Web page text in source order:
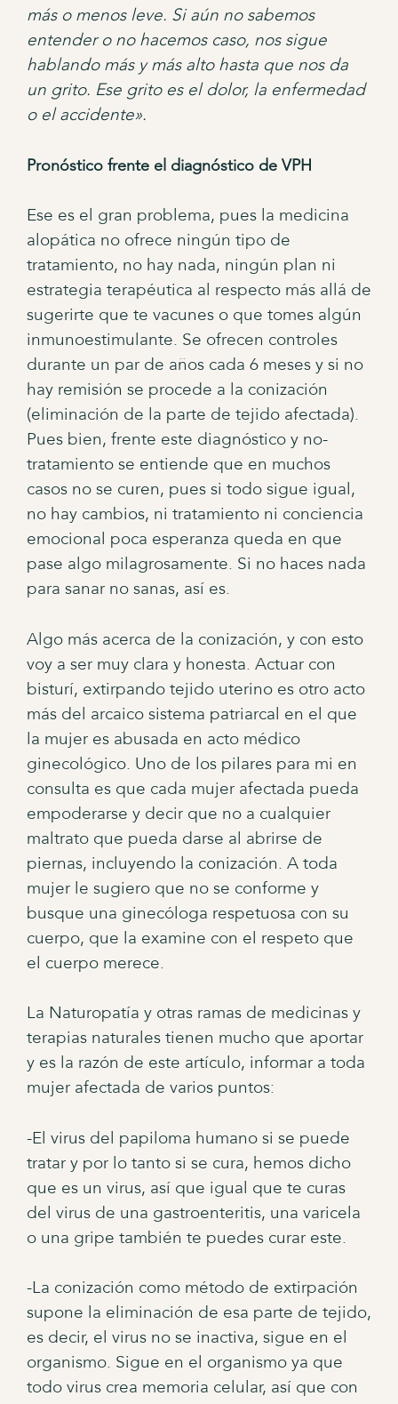
más o menos leve. Si aún no sabemos
entender o no hacemos caso, nos sigue
hablando más y más alto hasta que nos da
un grito. Ese grito es el dolor, la enfermedad
o el accidente».
Pronóstico frente el diagnóstico de VPH
Ese es el gran problema, pues la medicina
alopática no ofrece ningún tipo de
tratamiento, no hay nada, ningún plan ni
estrategia terapéutica al respecto más allá de
sugerirte que te vacunes o que tomes algún
inmunoestimulante. Se ofrecen controles
durante un par de años cada 6 meses y si no
hay remisión se procede a la conización
(eliminación de la parte de tejido afectada).
Pues bien, frente este diagnóstico y no-
tratamiento se entiende que en muchos
casos no se curen, pues si todo sigue igual,
no hay cambios, ni tratamiento ni conciencia
emocional poca esperanza queda en que
pase algo milagrosamente. Si no haces nada
para sanar no sanas, así es.
Algo más acerca de la conización, y con esto
voy a ser muy clara y honesta. Actuar con
bisturí, extirpando tejido uterino es otro acto
más del arcaico sistema patriarcal en el que
la mujer es abusada en acto médico
ginecológico. Uno de los pilares para mi en
consulta es que cada mujer afectada pueda
empoderarse y decir que no a cualquier
maltrato que pueda darse al abrirse de
piernas, incluyendo la conización. A toda
mujer le sugiero que no se conforme y
busque una ginecóloga respetuosa con su
cuerpo, que la examine con el respeto que
el cuerpo merece.
La Naturopatía y otras ramas de medicinas y
terapias naturales tienen mucho que aportar
y es la razón de este artículo, informar a toda
mujer afectada de varios puntos:
-El virus del papiloma humano si se puede
tratar y por lo tanto si se cura, hemos dicho
que es un virus, así que igual que te curas
del virus de una gastroenteritis, una varicela
o una gripe también te puedes curar este.
-La conización como método de extirpación
supone la eliminación de esa parte de tejido,
es decir, el virus no se inactiva, sigue en el
organismo. Sigue en el organismo ya que
todo virus crea memoria celular, así que con